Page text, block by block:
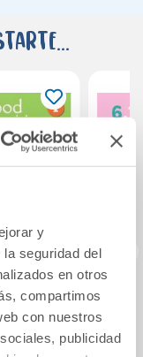
y
seguridad del
en otros
compartimos
con nuestros
publicidad